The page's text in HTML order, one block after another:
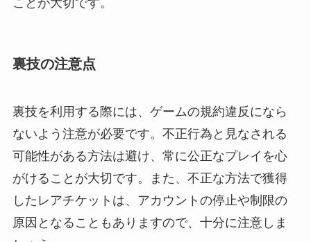
裏技の注意点
裏技を利用する際には、ゲームの規約違反になら
ないよう注意が必要です。不正行為と見なされる
可能性がある方法は避け、常に公正なプレイを心
がけることが大切です。また、不正な方法で獲得
したレアチケットは、アカウントの停止や制限の
原因となることもありますので、十分に注意しま